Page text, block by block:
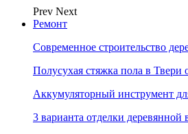
Prev Next
Ремонт
Современное строительство
Полусухая стяжка пола в
Аккумуляторный инструмент
3 варианта отделки